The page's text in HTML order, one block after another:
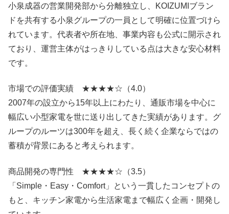
小泉成器の営業開発部から分離独立し、KOIZUMIブラン
ドを共有する小泉グループの一員として明確に位置づけら
れています。代表者や所在地、事業内容も公式に開示され
ており、運営主体がはっきりしている点は大きな安心材料
です。
市場での評価実績 ★★★★☆（4.0）
2007年の設立から15年以上にわたり、通販市場を中心に
幅広い小型家電を世に送り出してきた実績があります。グ
ループのルーツは300年を超え、長く続く企業ならではの
蓄積が背景にあると考えられます。
商品開発の専門性 ★★★★☆（3.5）
「Simple・Easy・Comfort」という一貫したコンセプトの
もと、キッチン家電から生活家電まで幅広く企画・開発し